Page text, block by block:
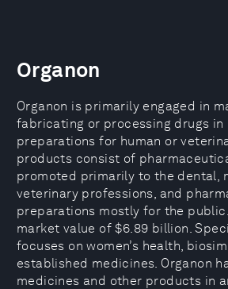
Organon
Organon is primarily engaged in
fabricating or processing drugs
preparations for human or
products consist of
promoted primarily to the dental,
veterinary professions, and
preparations mostly for the
market value of $6.89 billion.
focuses on women’s health,
established medicines. Organon
medicines and other products in